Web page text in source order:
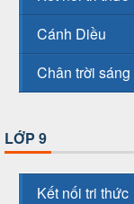
Cánh Diều
Chân trời sáng
LỚP 9
Kết nối tri thức